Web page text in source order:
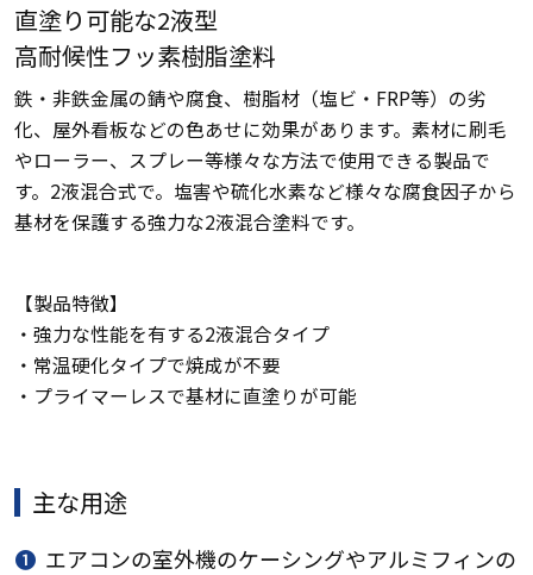
直塗り可能な2液型
高耐候性フッ素樹脂塗料
鉄・非鉄金属の錆や腐食、樹脂材（塩ビ・FRP等）の劣
化、屋外看板などの色あせに効果があります。素材に刷毛
やローラー、スプレー等様々な方法で使用できる製品で
す。2液混合式で。塩害や硫化水素など様々な腐食因子から
基材を保護する強力な2液混合塗料です。
【製品特徴】
・強力な性能を有する2液混合タイプ
・常温硬化タイプで焼成が不要
・プライマーレスで基材に直塗りが可能
主な用途
❶ エアコンの室外機のケーシングやアルミフィンの